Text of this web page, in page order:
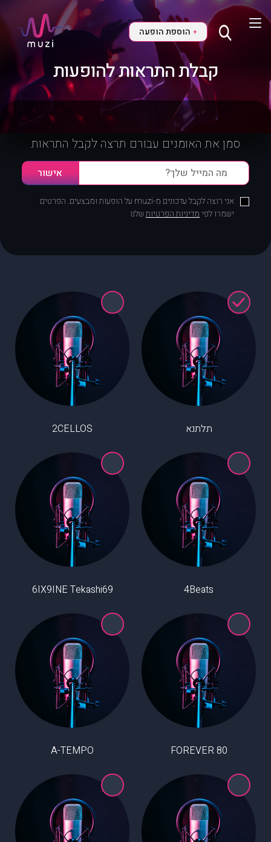
+ הוספת הופעה
קבלת התראות להופעות
סמן את האומנים עבורם תרצה לקבל התראות
אני רוצה לקבל עדכונים מ-muzi על הופעות ומבצעים. הפרטים
ישמרו לפימדיניות הפרטיותשלנו
תלתנא 2CELLOS
4Beats
6IX9INE Tekashi69
80 FOREVER
A-TEMPO